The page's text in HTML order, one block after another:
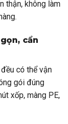
thận, không làm
cẩn
có thể vận
gói đúng
xốp, màng PE,